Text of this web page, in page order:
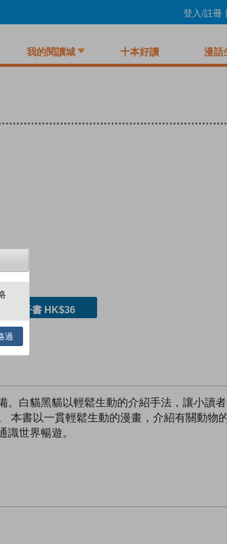
登入/註冊 |
我的閱讀城 十本好讀 漫話
買電子書 HK$36
。白貓黑貓以輕鬆生動的介紹手法，讓小讀
本書以一貫輕鬆生動的漫畫，介紹有關動物
世界暢遊。
過